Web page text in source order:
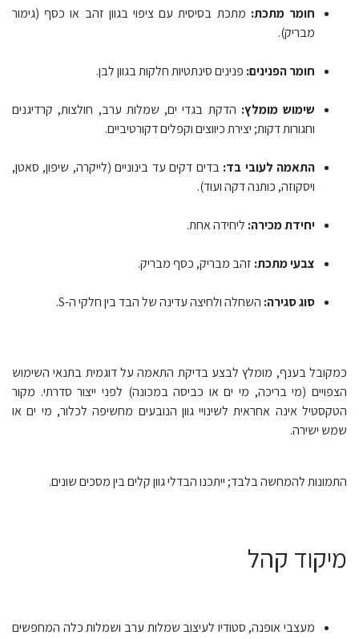
חומר מתכת: מתכת בסיסית עם ציפוי בגוון זהב או כסף (גימור
מבריק).
חומר הפנינים: פנינים סינתטיות חלקות בגוון לבן.
שימוש מומלץ: הדקת בגדי ים, שמלות ערב, חולצות, קרדיגנים
וחגורות דקות; יצירת כיווצים וקפלים דקורטיביים.
התאמה לעובי בד: בדים דקים עד בינוניים (לייקרה, שיפון, סאטן,
ויסקוזה, כותנה דקה ועוד).
יחידת מכירה: ליחידה אחת.
צבעי מתכת: זהב מבריק, כסף מבריק.
סוג סגירה: השחלה ולחיצה עדינה של הבד בין חלקי ה-S.
כמקובל בענף, מומלץ לבצע בדיקת התאמה על דוגמית בתנאי השימוש
הצפויים (מי בריכה, מי ים או כביסה במכונה) לפני ייצור סדרתי. מקור
הטקסטיל אינה אחראית לשינויי גוון הנובעים מחשיפה לכלור, מי ים או
שמש ישירה.
התמונות להמחשה בלבד; ייתכנו הבדלי גוון קלים בין מסכים שונים.
מיקוד קהל
מעצבי אופנה, סטודיו לעיצוב שמלות ערב ושמלות כלה המחפשים